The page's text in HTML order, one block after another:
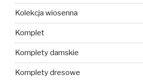
Kolekcja wiosenna
Komplet
Komplety damskie
Komplety dresowe